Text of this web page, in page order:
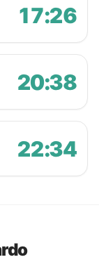
17:26
20:38
22:34